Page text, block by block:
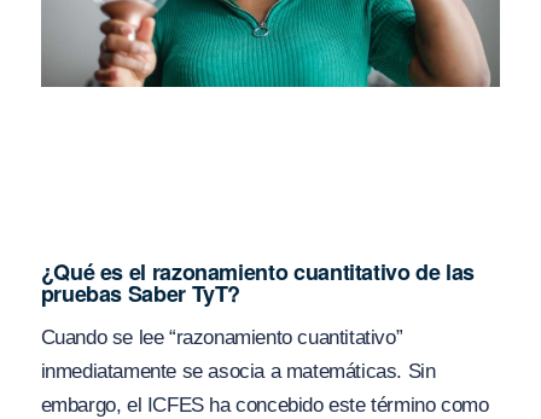
¿Qué es el razonamiento cuantitativo de las
pruebas Saber TyT?
Cuando se lee “razonamiento cuantitativo”
inmediatamente se asocia a matemáticas. Sin
embargo, el ICFES ha concebido este término como